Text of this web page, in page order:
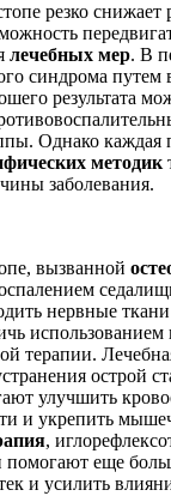
резко снижает
лечебных мер. В
синдрома
результата
Однако каждая
методик
заболевания.
вызванной
нервные ткани
использованием
терапии.
острой
улучшить
и укрепить
,
помогают еще
и усилить